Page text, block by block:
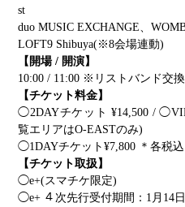
st
duo MUSIC EXCHANGE、
LOFT9 Shibuya(※8会場連動)
【開場 / 開演】
10:00 / 11:00 ※リストバンド交
【チケット料金】
◯2DAYチケット ¥14,500 /
覧エリアはO-EASTのみ)
◯1DAYチケット¥7,800 ＊各税込
【チケット取扱】
◯e+(スマチケ限定)
◯e+ ４次先行受付期間：1月14